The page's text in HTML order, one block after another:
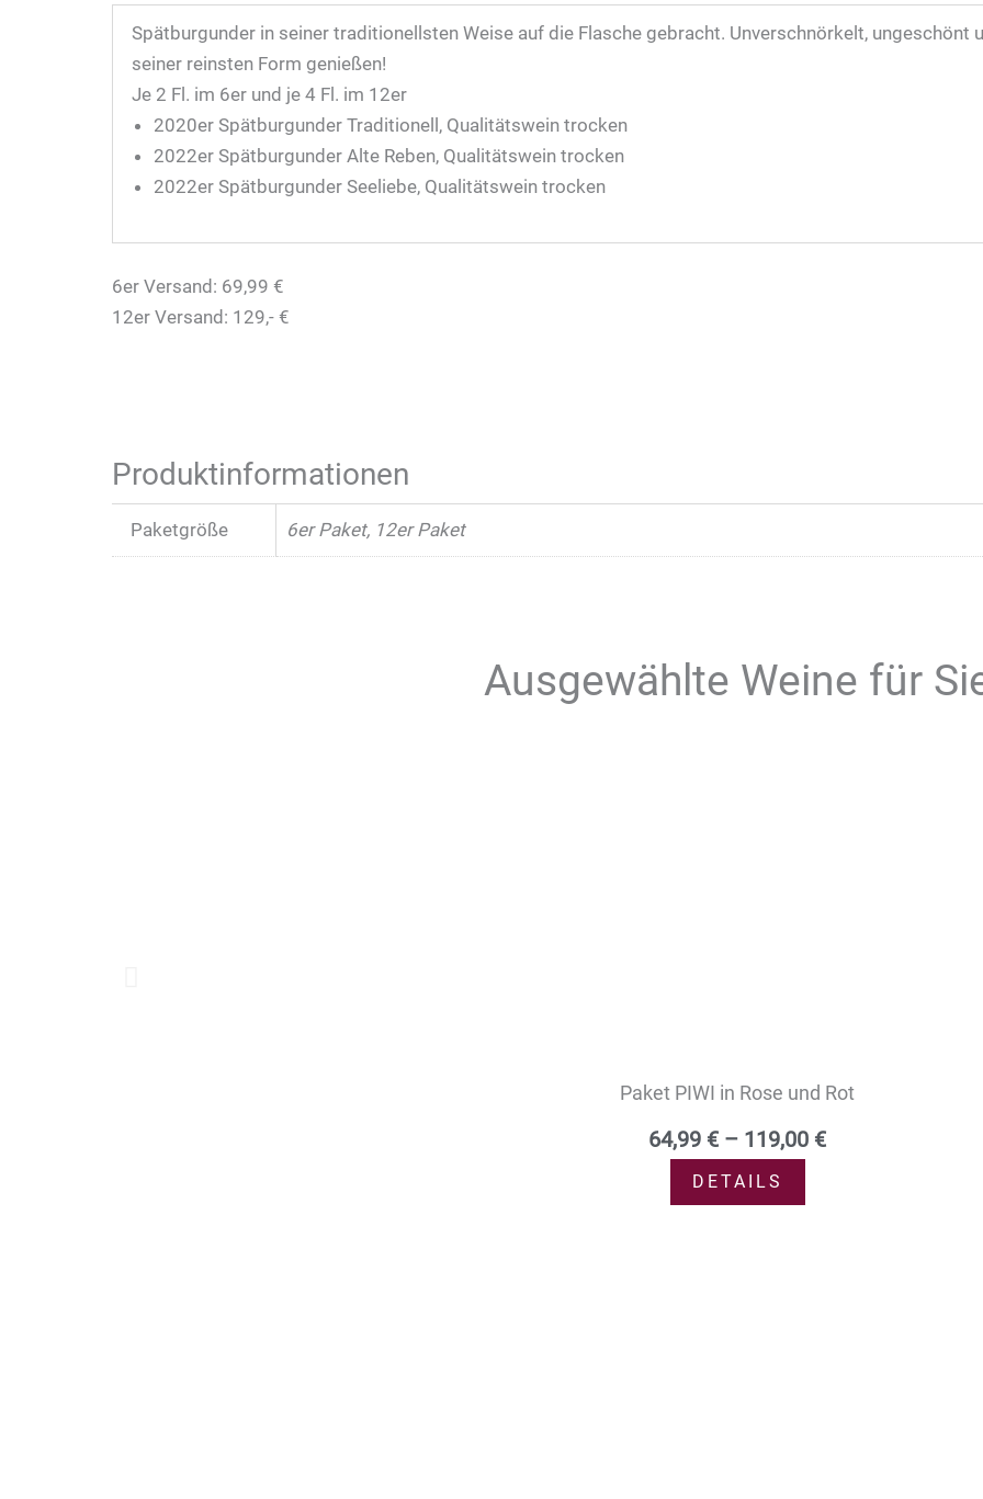
Spätburgunder in seiner traditionellsten Weise auf die Flasche gebracht. Unverschnörkelt, ungeschönt
seiner reinsten Form genießen!
Je 2 Fl. im 6er und je 4 Fl. im 12er
2020er Spätburgunder Traditionell, Qualitätswein trocken
2022er Spätburgunder Alte Reben, Qualitätswein trocken
2022er Spätburgunder Seeliebe, Qualitätswein trocken
6er Versand: 69,99 €
12er Versand: 129,- €
Produktinformationen
Paketgröße 6er Paket, 12er Paket
Ausgewählte Weine für
Paket PIWI in Rose und Rot
64,99 € – 119,00 €
DETAILS